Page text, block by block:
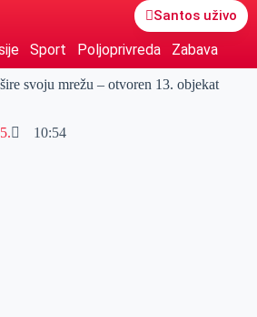
Santos uživo
Sport Poljoprivreda Zabava
svoju mrežu – otvoren 13. objekat
10:54